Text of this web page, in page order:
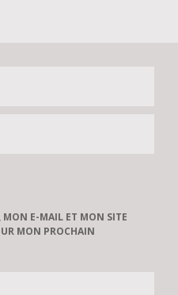
MON E-MAIL ET MON SITE
MON PROCHAIN